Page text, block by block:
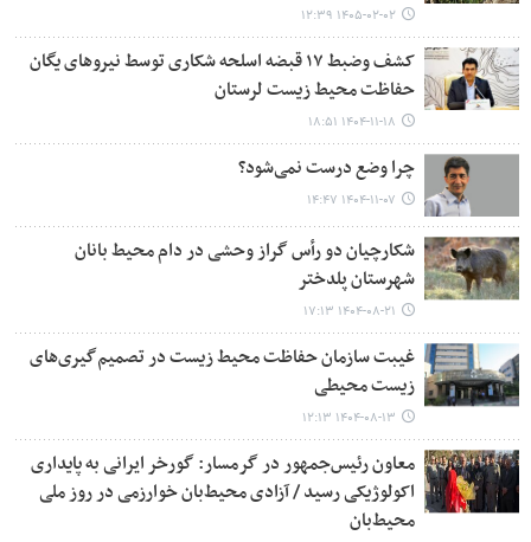
۱۴۰۵-۰۲-۰۲ ۱۲:۳۹
کشف وضبط ۱۷ قبضه اسلحه شکاری توسط نیروهای یگان
حفاظت محیط زیست لرستان
۱۴۰۴-۱۱-۱۸ ۱۸:۵۱
چرا وضع درست نمی‌شود؟
۱۴۰۴-۱۱-۰۷ ۱۴:۴۷
شکارچیان دو رأس گراز وحشی در دام محیط بانان
شهرستان پلدختر
۱۴۰۴-۰۸-۲۱ ۱۷:۱۳
غیبت سازمان حفاظت محیط زیست در تصمیم‌گیری‌های
زیست محیطی
۱۴۰۴-۰۸-۱۳ ۱۲:۱۳
معاون رئیس‌جمهور در گرمسار: گورخر ایرانی به پایداری
اکولوژیکی رسید / آزادی محیط‌بان خوارزمی در روز ملی
محیط‌بان